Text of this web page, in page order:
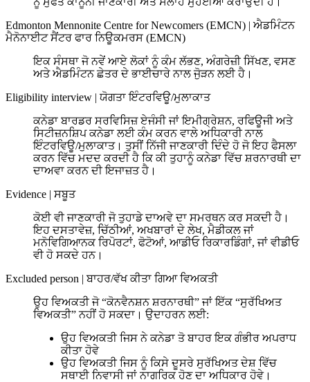
Edmonton Mennonite Centre for Newcomers (EMCN) | ਐਡਮਿੰਟਨ
ਮੈਨੋਨਾਈਟ ਸੈਂਟਰ ਫਾਰ ਨਿਊਕਮਰਸ (EMCN)
ਇਕ ਸੰਸਥਾ ਜੋ ਨਵੇਂ ਆਏ ਲੋਕਾਂ ਨੂੰ ਕੰਮ ਲੱਭਣ, ਅੰਗਰੇਜ਼ੀ ਸਿੱਖਣ, ਵਸਣ
ਅਤੇ ਐਡਮਿੰਟਨ ਛੇਤਰ ਦੇ ਭਾਈਚਾਰੇ ਨਾਲ ਜੁੋੜਨ ਲਈ ਹੈ।
Eligibility interview | ਯੋਗਤਾ ਇੰਟਰਵਿਊ/ਮੁਲਾਕਾਤ
ਕਨੇਡਾ ਬਾਰਡਰ ਸਰਵਿਸਿਜ਼ ਏਜੰਸੀ ਜਾਂ ਇਮੀਗ੍ਰੇਸ਼ਨ, ਰਫਿਊਜੀ ਅਤੇ
ਸਿਟੀਜ਼ਨਸ਼ਿਪ ਕਨੇਡਾ ਲਈ ਕੰਮ ਕਰਨ ਵਾਲੇ ਅਧਿਕਾਰੀ ਨਾਲ
ਇੰਟਰਵਿਊ/ਮੁਲਾਕਾਤ। ਤੁਸੀਂ ਨਿੱਜੀ ਜਾਣਕਾਰੀ ਦਿੰਦੇ ਹੋ ਜੋ ਇਹ ਫੈਸਲਾ
ਕਰਨ ਵਿੱਚ ਮਦਦ ਕਰਦੀ ਹੈ ਕਿ ਕੀ ਤੁਹਾਨੂੰ ਕਨੇਡਾ ਵਿੱਚ ਸ਼ਰਨਾਰਥੀ ਦਾ
ਦਾਅਵਾ ਕਰਨ ਦੀ ਇਜਾਜ਼ਤ ਹੈ।
Evidence | ਸਬੂਤ
ਕੋਈ ਵੀ ਜਾਣਕਾਰੀ ਜੋ ਤੁਹਾਡੇ ਦਾਅਵੇ ਦਾ ਸਮਰਥਨ ਕਰ ਸਕਦੀ ਹੈ।
ਇਹ ਦਸਤਾਵੇਜ਼, ਚਿੱਠੀਆਂ, ਅਖਬਾਰਾਂ ਦੇ ਲੇਖ, ਮੈਡੀਕਲ ਜਾਂ
ਮਨੋਵਿਗਿਆਨਕ ਰਿਪੋਰਟਾਂ, ਫੋਟੋਆਂ, ਆਡੀਓ ਰਿਕਾਰਡਿੰਗਾਂ, ਜਾਂ ਵੀਡੀਓ
ਵੀ ਹੋ ਸਕਦੇ ਹਨ।
Excluded person | ਬਾਹਰ/ਵੱਖ ਕੀਤਾ ਗਿਆ ਵਿਅਕਤੀ
ਉਹ ਵਿਅਕਤੀ ਜੋ “ਕੋਨਵੈਨਸ਼ਨ ਸ਼ਰਨਾਰਥੀ” ਜਾਂ ਇੱਕ “ਸੁਰੱਖਿਅਤ
ਵਿਅਕਤੀ” ਨਹੀਂ ਹੋ ਸਕਦਾ। ਉਦਾਹਰਨ ਲਈ:
ਉਹ ਵਿਅਕਤੀ ਜਿਸ ਨੇ ਕਨੇਡਾ ਤੋ ਬਾਹਰ ਇਕ ਗੰਭੀਰ ਅਪਰਾਧ
ਕੀਤਾ ਹੋਵੇ
ਉਹ ਵਿਅਕਤੀ ਜਿਸ ਨੂੰ ਕਿਸੇ ਦੂਸਰੇ ਸੁਰੱਖਿਅਤ ਦੇਸ਼ ਵਿੱਚ
ਸਥਾਈ ਨਿਵਾਸੀ ਜਾਂ ਨਾਗਰਿਕ ਹੋਣ ਦਾ ਅਧਿਕਾਰ ਹੋਵੇ।